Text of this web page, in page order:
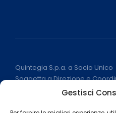
Gestisci
Quintegia S.p.a. a Socio Unico
Soggetta a Direzione e
C.F. 05507380268